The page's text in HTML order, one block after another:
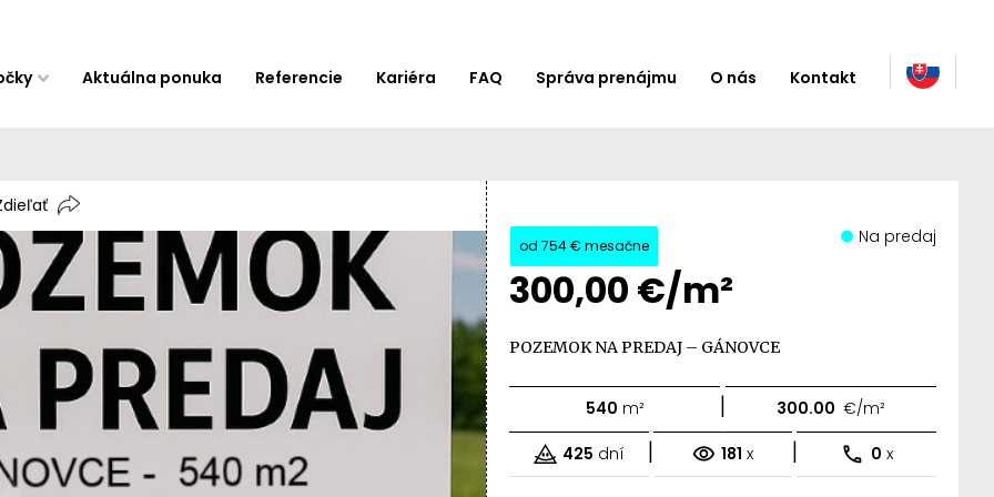
Aktuálna ponuka Referencie Kariéra FAQ Správa prenájmu O nás Kontakt
od 754 € mesačne
300,00 €/m²
Na predaj
POZEMOK NA PREDAJ – GÁNOVCE
540 m² | 300.00 €/m²
425 dní | 181 x | 0 x